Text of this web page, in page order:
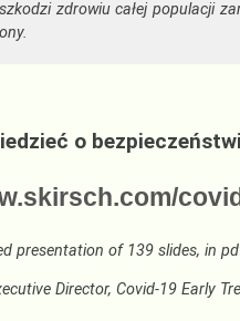
zdrowiu całej populacji
o
presentation of 139 slides, in
Director, Covid-19 Early